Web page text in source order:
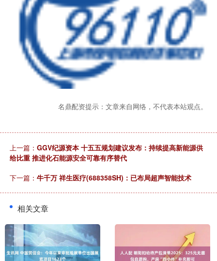
名鼎配资提示：文章来自网络，不代表本站观点。
上一篇： GGV纪源资本 十五五规划建议发布：持续提高新能源供
给比重 推进化石能源安全可靠有序替代
下一篇： 牛千万 祥生医疗(688358SH)：已布局超声智能技术
相关文章